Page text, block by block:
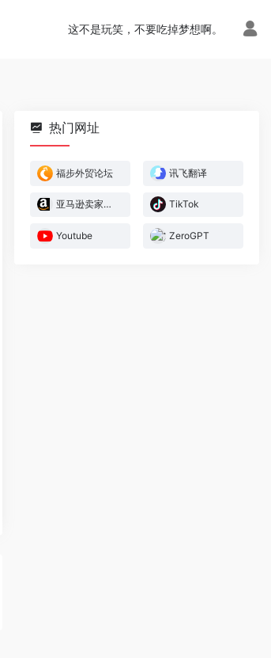
这不是玩笑，不要吃掉梦想啊。
热门网址
福步外贸论坛 讯飞翻译
亚马逊卖家官方论坛 TikTok
Youtube ZeroGPT